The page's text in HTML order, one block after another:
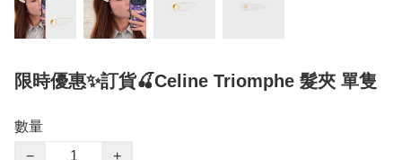
限時優惠✨訂貨🍒Celine Triomphe 髮夾 單隻
數量
−
+